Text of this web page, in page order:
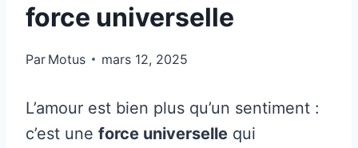
force universelle
Par Motus mars 12, 2025
L’amour est bien plus qu’un sentiment :
c’est une force universelle qui